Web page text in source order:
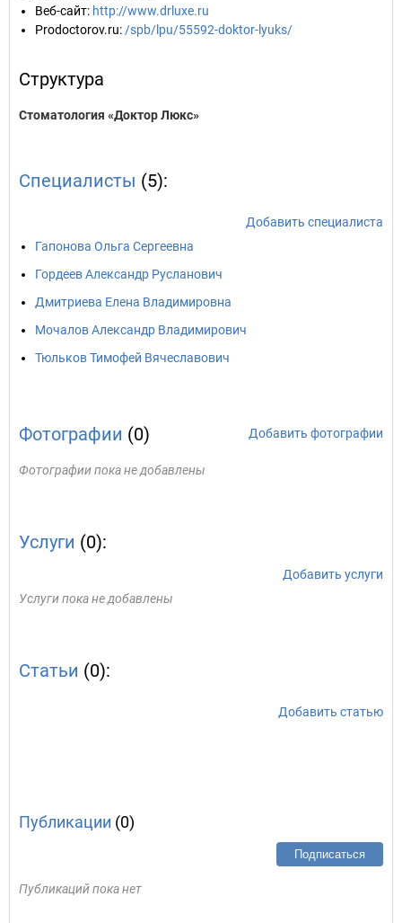
Веб-сайт: http://www.drluxe.ru
Prodoctorov.ru: /spb/lpu/55592-doktor-lyuks/
Структура
Стоматология «Доктор Люкс»
Специалисты (5):
Добавить специалиста
Гапонова Ольга Сергеевна
Гордеев Александр Русланович
Дмитриева Елена Владимировна
Мочалов Александр Владимирович
Тюльков Тимофей Вячеславович
Фотографии (0) Добавить фотографии
Фотографии пока не добавлены
Услуги (0):
Добавить услуги
Услуги пока не добавлены
Статьи (0):
Добавить статью
Публикации (0)
Подписаться
Публикаций пока нет